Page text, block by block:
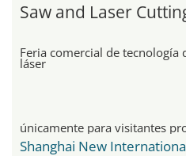
Saw and Laser
Feria comercial de tecnología
láser
únicamente para visitantes